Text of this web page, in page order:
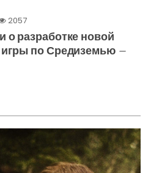
2057
разработке новой
по Средиземью —